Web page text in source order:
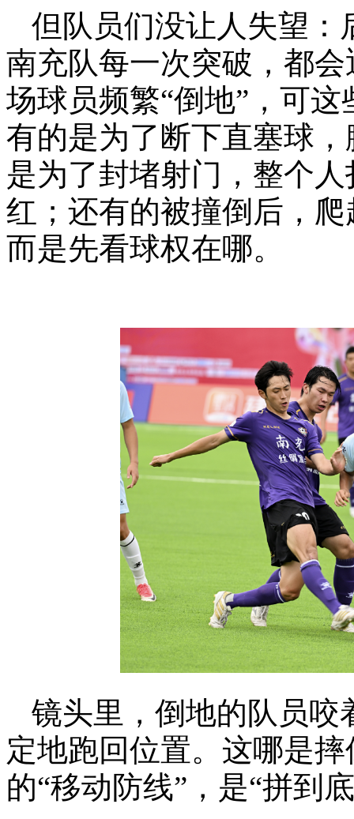
但队员们没让人失望：
南充队每一次突破，都
场球员频繁“倒地”，可
有的是为了断下直塞球
是为了封堵射门，整个
红；还有的被撞倒后，
而是先看球权在哪。
镜头里，倒地的队员咬
定地跑回位置。这哪是
的“移动防线”，是“拼到